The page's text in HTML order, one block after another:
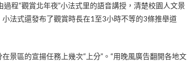
程“觀賞北年夜”小法式里的語音講授，清楚校園人文景
法式還發布了觀賞時長在1至3小時不等的3條推舉道
景區的宣揚任務上幾次“上分”。“用晚風廣告翻開各地文